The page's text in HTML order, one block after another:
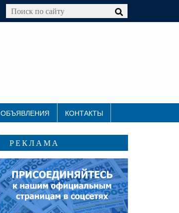
ОБЪЯВЛЕНИЯ КОНТАКТЫ
РЕКЛАМА